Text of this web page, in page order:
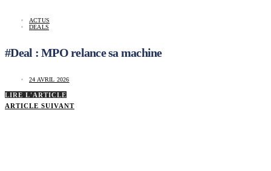
ACTUS
DEALS
#Deal : MPO relance sa machine
24 AVRIL 2026
LIRE L'ARTICLE
ARTICLE SUIVANT